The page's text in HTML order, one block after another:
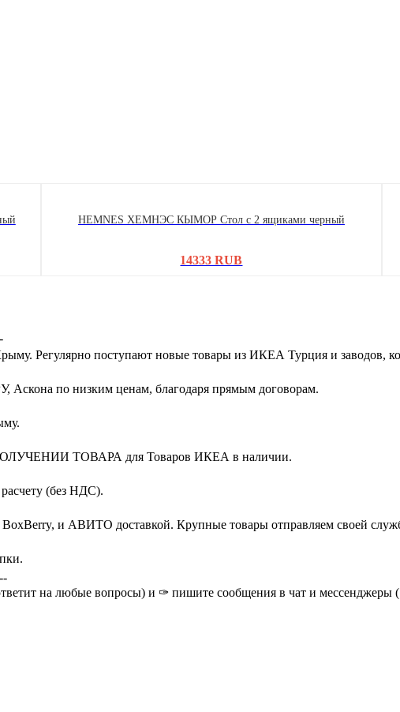
HEMNES ХЕМНЭС КЫМОР Стол c 2 ящиками черный
14333 RUB
Регулярно поступают новые товары из ИКЕА Турция и заводов,
по низким ценам, благодаря прямым договорам.
ТОВАРА для Товаров ИКЕА в наличии.
(без НДС).
и АВИТО доставкой. Крупные товары отправляем своей
на любые вопросы) и ✑ пишите сообщения в чат и мессенджеры (